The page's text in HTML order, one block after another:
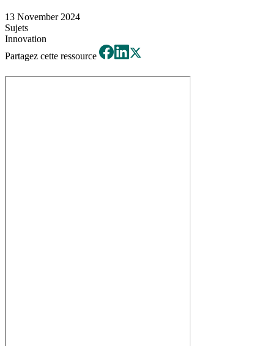
13 November 2024
Sujets
Innovation
Partagez cette ressource